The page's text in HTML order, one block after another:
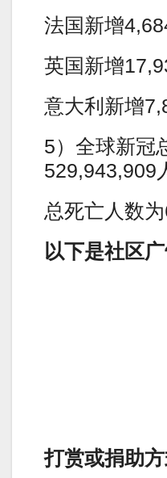
法国新增
英国新增
意大利新增
5）全球新冠
529,943,909
总死亡人数为
以下是社区广
打赏或捐助方